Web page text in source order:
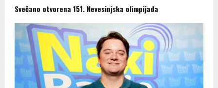
Svečano otvorena 151. Nevesinjska olimpijada